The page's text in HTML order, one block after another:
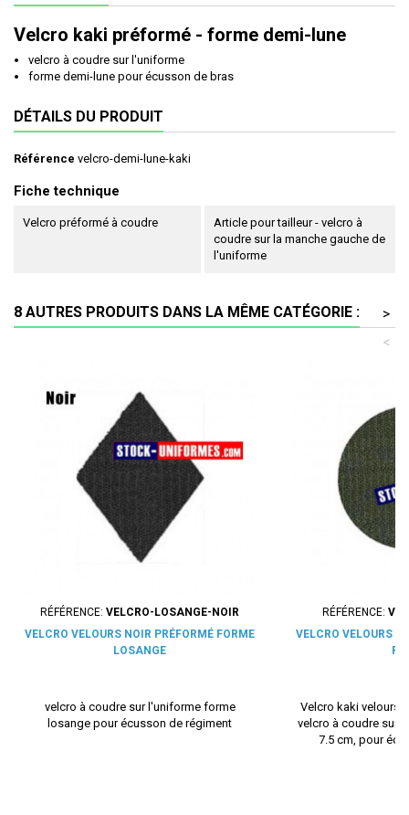
Velcro kaki préformé - forme demi-lune
velcro à coudre sur l'uniforme
forme demi-lune pour écusson de bras
DÉTAILS DU PRODUIT
Référence velcro-demi-lune-kaki
Fiche technique
Velcro préformé à coudre
Article pour tailleur - velcro à
coudre sur la manche gauche de
l'uniforme
8 AUTRES PRODUITS DANS LA MÊME CATÉGORIE :
>
<
RÉFÉRENCE: VELCRO-LOSANGE-NOIR
VELCRO VELOURS NOIR PRÉFORMÉ FORME
LOSANGE
velcro à coudre sur l'uniforme forme
losange pour écusson de régiment
RÉFÉRENCE:
VELCRO VELOURS
Velcro kaki velours
velcro à coudre sur
7.5 cm, pour